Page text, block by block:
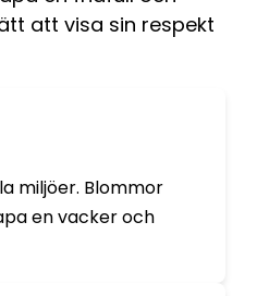
att visa sin respekt
miljöer. Blommor
en vacker och